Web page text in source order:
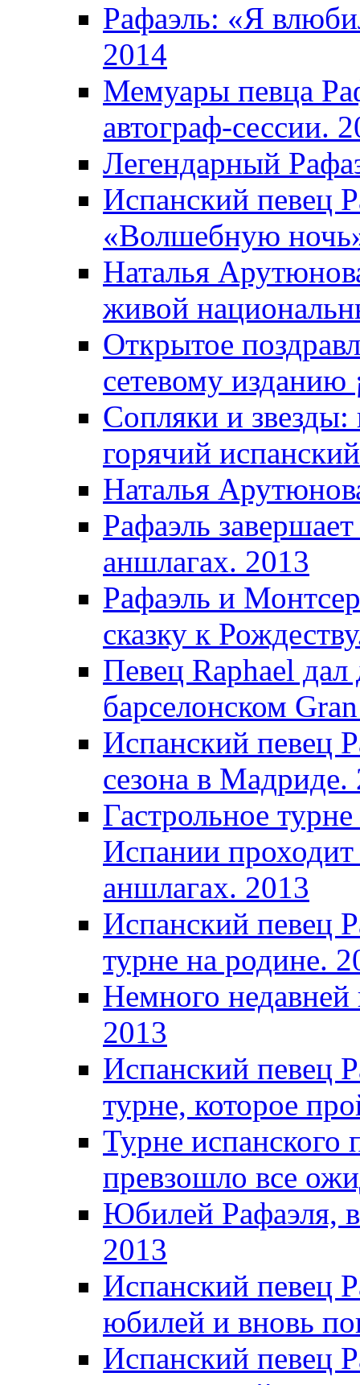
Рафаэль: «Я
2014
Мемуары певца
автограф-сессии.
Легендарный
Испанский певец
«Волшебную
Наталья
живой
Открытое
сетевому изданию
Сопляки и звезды:
горячий
Наталья
Рафаэль
аншлагах. 2013
Рафаэль и
сказку к
Певец Raphael дал
барселонском
Испанский певец
сезона в Мадриде.
Гастрольное
Испании
аншлагах. 2013
Испанский певец
турне на родине.
Немного
2013
Испанский певец
турне, которое
Турне
превзошло все
Юбилей Рафаэля,
2013
Испанский певец
юбилей и вновь
Испанский певец